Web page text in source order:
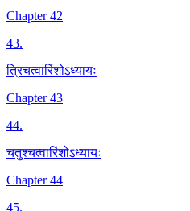
Chapter 42
43.
त्रिचत्वारिंशोऽध्यायः
Chapter 43
44.
चतुश्चत्वारिंशोऽध्यायः
Chapter 44
45.